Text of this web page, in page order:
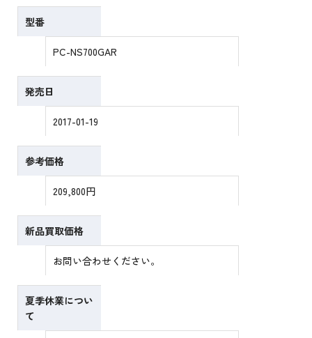
型番
PC-NS700GAR
発売日
2017-01-19
参考価格
209,800円
新品買取価格
お問い合わせください。
夏季休業につい
て